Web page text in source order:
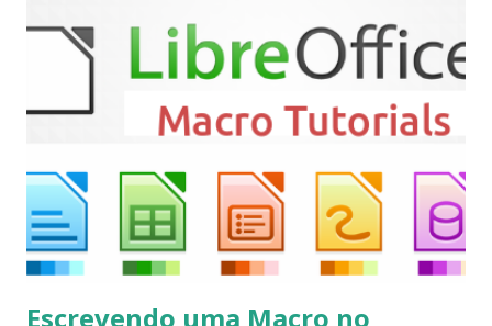
sudo apt-get install kodi Use o comando a seguir para
instalar codecs de áudio e outros complementos,
executando: $ sudo apt-get install --install-suggests
kodi Para remover, execute: $ sudo apt-get remove
Escrevendo uma Macro no